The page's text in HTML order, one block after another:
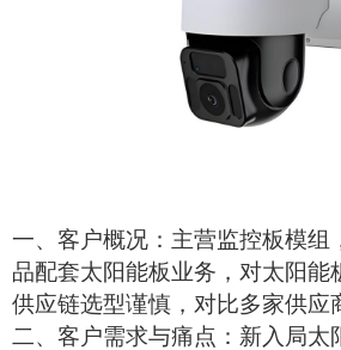
一、客户概况：主营监控板模组
品配套太阳能板业务，对太阳能
供应链选型谨慎，对比多家供应
二、客户需求与痛点：新入局太